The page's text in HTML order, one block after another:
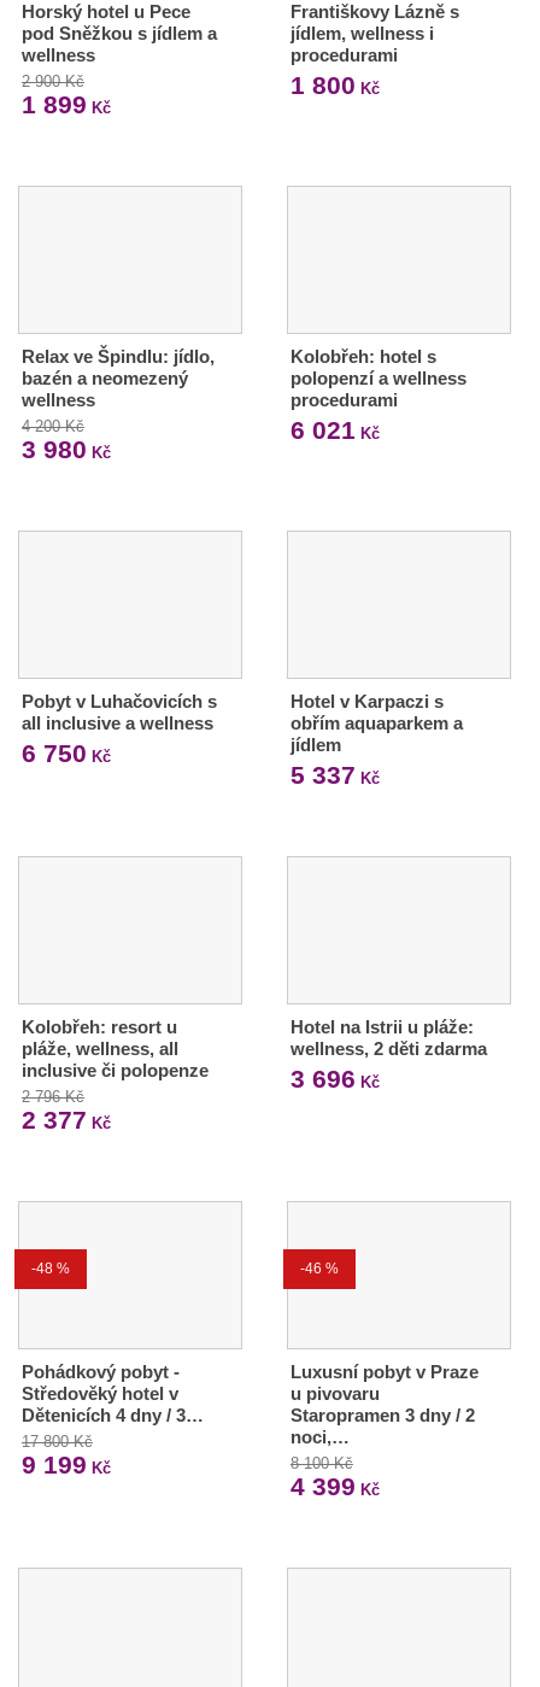
Horský hotel u Pece
pod Sněžkou s jídlem a
wellness
2 900 Kč
1 899 Kč
Františkovy Lázně s
jídlem, wellness i
procedurami
1 800 Kč
Relax ve Špindlu: jídlo,
bazén a neomezený
wellness
4 200 Kč
3 980 Kč
Kolobřeh: hotel s
polopenzí a wellness
procedurami
6 021 Kč
Pobyt v Luhačovicích s
all inclusive a wellness
6 750 Kč
Hotel v Karpaczi s
obřím aquaparkem a
jídlem
5 337 Kč
Kolobřeh: resort u
pláže, wellness, all
inclusive či polopenze
2 796 Kč
2 377 Kč
Hotel na Istrii u pláže:
wellness, 2 děti zdarma
3 696 Kč
-48 %
Pohádkový pobyt -
Středověký hotel v
Dětenicích 4 dny / 3…
17 800 Kč
9 199 Kč
-46 %
Luxusní pobyt v Praze
u pivovaru
Staropramen 3 dny / 2
noci,…
8 100 Kč
4 399 Kč